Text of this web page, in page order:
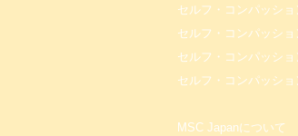
セルフ・コンパッショ
セルフ・コンパッショ
セルフ・コンパッショ
セルフ・コンパッシ
MSC Japanについて